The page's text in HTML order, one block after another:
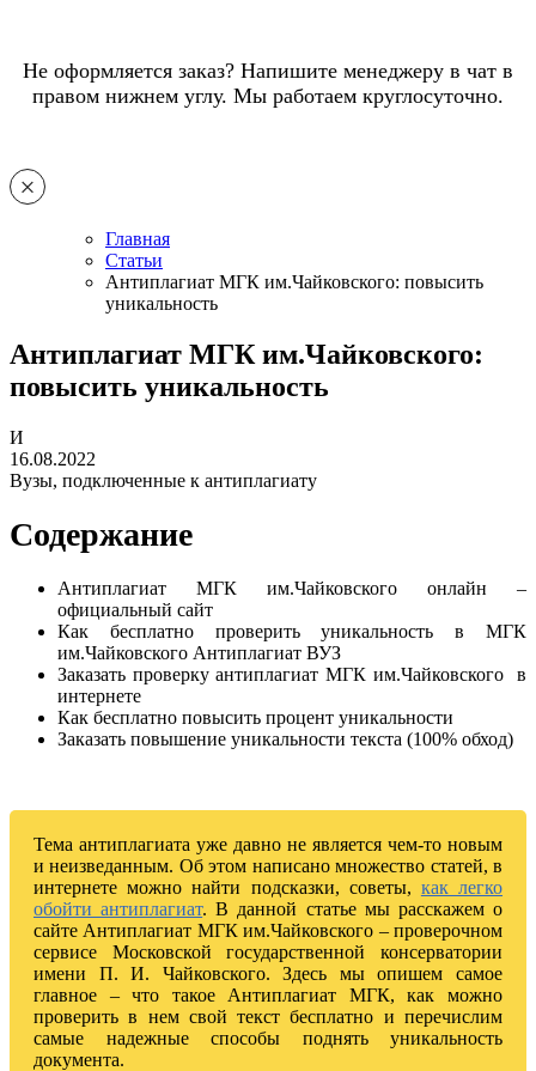
Не оформляется заказ? Напишите менеджеру в чат в
правом нижнем углу. Мы работаем круглосуточно.
Главная
Статьи
Антиплагиат МГК им.Чайковского: повысить
уникальность
Антиплагиат МГК им.Чайковского:
повысить уникальность
И
16.08.2022
Вузы, подключенные к антиплагиату
Содержание
Антиплагиат МГК им.Чайковского онлайн –
официальный сайт
Как бесплатно проверить уникальность в МГК
им.Чайковского Антиплагиат ВУЗ
Заказать проверку антиплагиат МГК им.Чайковского в
интернете
Как бесплатно повысить процент уникальности
Заказать повышение уникальности текста (100% обход)
Тема антиплагиата уже давно не является чем-то новым
и неизведанным. Об этом написано множество статей, в
интернете можно найти подсказки, советы, как легко
обойти антиплагиат. В данной статье мы расскажем о
сайте Антиплагиат МГК им.Чайковского – проверочном
сервисе Московской государственной консерватории
имени П. И. Чайковского. Здесь мы опишем самое
главное – что такое Антиплагиат МГК, как можно
проверить в нем свой текст бесплатно и перечислим
самые надежные способы поднять уникальность
документа.